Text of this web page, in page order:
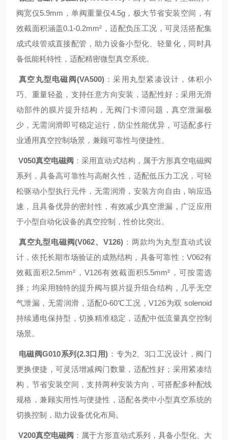
阀宽仅5.9mm，单阀重量仅4.5g，极大节省安装空间，有
效截面积涵盖0.1-0.2mm²，适配负压工况，可灵活搭配集
成式歧管或直接配管，助力设备小型化、轻量化，同时具
备低能耗特性，适配精密微型真空系统。
真空丸型电磁阀(VA500)：采用丸型紧凑设计，体积小
巧、重量轻盈，支持任意方向安装，适配性好；采用无滑
动部件的膜片提升结构，无阀门卡滞问题，真空泄漏极
少，无需润滑即可稳定运行，防尘性能优异，可适配多行
业通用真空控制场景，兼顾可靠性与便捷性。
V050真空电磁阀 ：采用直动式结构，属于方形真空电磁阀
系列，具备高可靠性与高耐久性，适配低压力工况，可轻
松驱动小型执行元件，无需润滑，安装方向自由，响应迅
速，且具备优异的密封性，有效减少真空泄漏，广泛应用
于小型自动化设备的真空控制，性价比突出。
真空丸型电磁阀(V062、V126) ：两款均为丸型直动式设
计，依托长期市场验证的成熟结构，具备可靠性；V062有
效截面积2.5mm²，V126有效截面积5.5mm²，可按需选
择；均采用独特的提升阀与膜片提升组合结构，几乎无空
气泄漏，无需润滑，适配0-60℃工况，V126为双 solenoid
持续通电保持型，切换精准稳定，适配中低流量真空控制
场景。
电磁阀G010系列(2.3口用) ：专为2、3口工况设计，阀门
更换便捷，可灵活增减阀门数量，适配性好；采用紧凑结
构，节省安装空间，支持两种安装方向，可搭配多种配线
规格，兼顾实用性与便捷性，适配各类中小型真空系统的
切换控制，助力设备优化布局。
V200真空电磁阀 ：属于方形直动式系列，具备小型化、大